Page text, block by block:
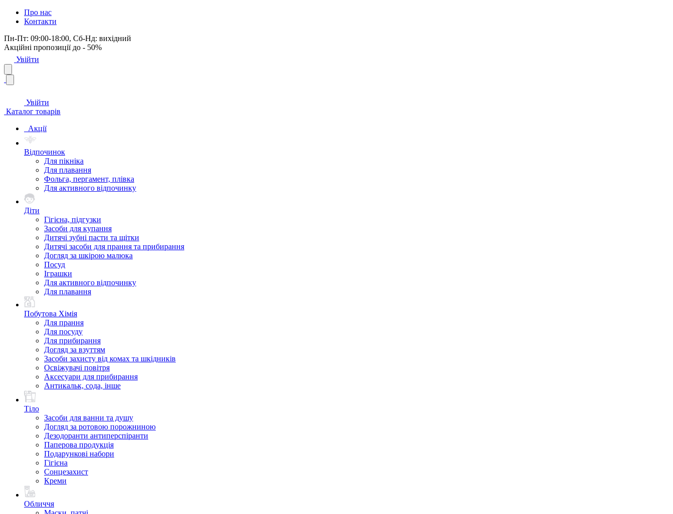
Про нас
Контакти
Пн-Пт: 09:00-18:00, Сб-Нд: вихідний
Акційні пропозиції до - 50%
Увійти
Увійти
Каталог товарів
Акції
Відпочинок
Для пікніка
Для плавання
Фольга, пергамент, плівка
Для активного відпочинку
Діти
Гігієна, підгузки
Засоби для купання
Дитячі зубні пасти та щітки
Дитячі засоби для прання та прибирання
Догляд за шкірою малюка
Посуд
Іграшки
Для активного відпочинку
Для плавання
Побутова Хімія
Для прання
Для посуду
Для прибирання
Догляд за взуттям
Засоби захисту від комах та шкідників
Освіжувачі повітря
Аксесуари для прибирання
Антикальк, сода, інше
Тіло
Засоби для ванни та душу
Догляд за ротовою порожниною
Дезодоранти антиперспіранти
Паперова продукція
Подарункові набори
Гігієна
Сонцезахист
Креми
Обличчя